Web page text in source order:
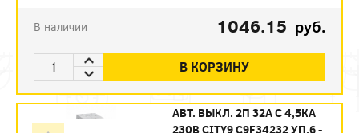
В наличии 1046.15 руб.
В КОРЗИНУ
АВТ. ВЫКЛ. 2П 32А С 4,5КА
230В CITY9 C9F34232 УП.6 -